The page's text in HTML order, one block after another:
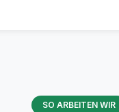
SO ARBEITEN WIR